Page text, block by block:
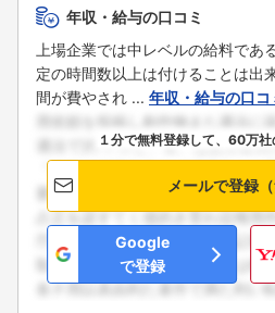
年収・給与の口コミ
上場企業では中レベルの給料であ
定の時間数以上は付けることは出
間が費やされ ... 年収・給与の口
１分で無料登録して、60万
メールで登録（
Google
で登録